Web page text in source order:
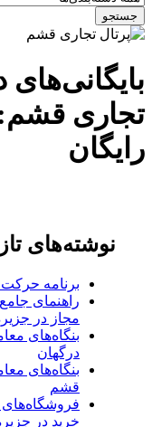
جستجو
تجاری قشم:
رایگان
نوشته‌های
برنامه
راهنمای
مجاز در
بنگاه‌های
درگهان
بنگاه‌های
قشم
فروشگاه‌های
خرید در